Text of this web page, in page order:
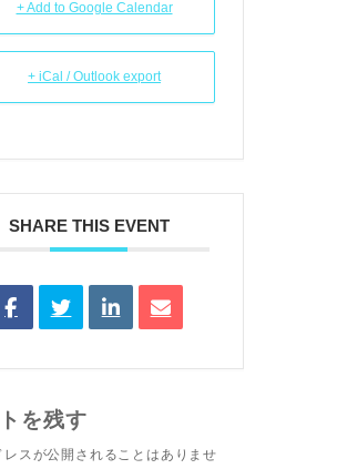
+ Add to Google Calendar
+ iCal / Outlook export
SHARE THIS EVENT
を残す
レスが公開されることはありませ